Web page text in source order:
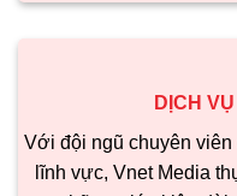
DỊCH
Với đội ngũ chuyên
lĩnh vực, Vnet Media